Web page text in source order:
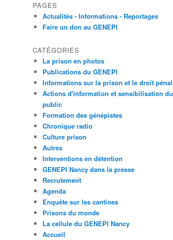
PAGES
Actualités - Informations - Reportages
Faire un don au GENEPI
CATÉGORIES
La prison en photos
Publications du GENEPI
Informations sur la prison et le droit pénal
Actions d'information et sensibilisation du
public
Formation des génépistes
Chronique radio
Culture prison
Autres
Interventions en détention
GENEPI Nancy dans la presse
Recrutement
Agenda
Enquête sur les cantines
Prisons du monde
La cellule du GENEPI Nancy
Accueil